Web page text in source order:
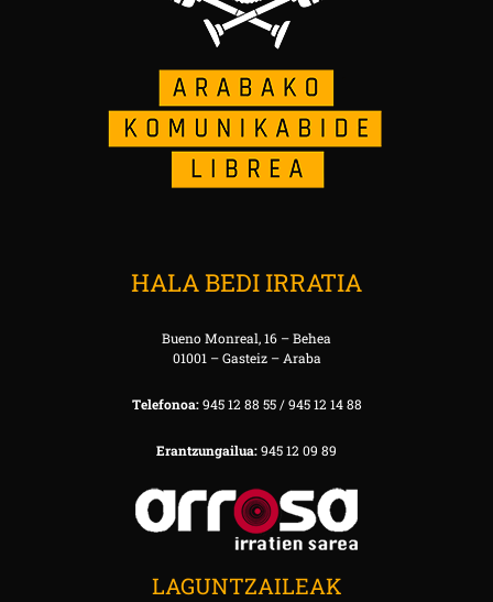
HALA BEDI IRRATIA
Bueno Monreal, 16 – Behea
01001 – Gasteiz – Araba
Telefonoa:945 12 88 55 / 945 12 14 88
Erantzungailua:945 12 09 89
LAGUNTZAILEAK